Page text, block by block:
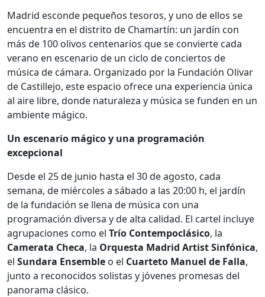
Madrid esconde pequeños tesoros, y uno de ellos se
encuentra en el distrito de Chamartín: un jardín con
más de 100 olivos centenarios que se convierte cada
verano en escenario de un ciclo de conciertos de
música de cámara. Organizado por la Fundación Olivar
de Castillejo, este espacio ofrece una experiencia única
al aire libre, donde naturaleza y música se funden en un
ambiente mágico.
Un escenario mágico y una programación
excepcional
Desde el 25 de junio hasta el 30 de agosto, cada
semana, de miércoles a sábado a las 20:00 h, el jardín
de la fundación se llena de música con una
programación diversa y de alta calidad. El cartel incluye
agrupaciones como el Trío Contempoclásico, la
Camerata Checa, la Orquesta Madrid Artist Sinfónica,
el Sundara Ensemble o el Cuarteto Manuel de Falla,
junto a reconocidos solistas y jóvenes promesas del
panorama clásico.